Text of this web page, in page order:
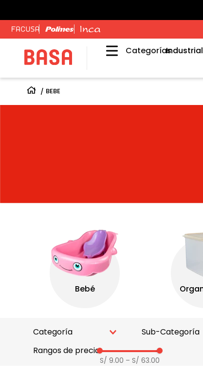
CategoríasIndustrial
BEBE
Categoría
ASEO DEL BEBE
Sub-Categoría
BACINES
Rangos de precio
S/ 9.00 – S/ 63.00